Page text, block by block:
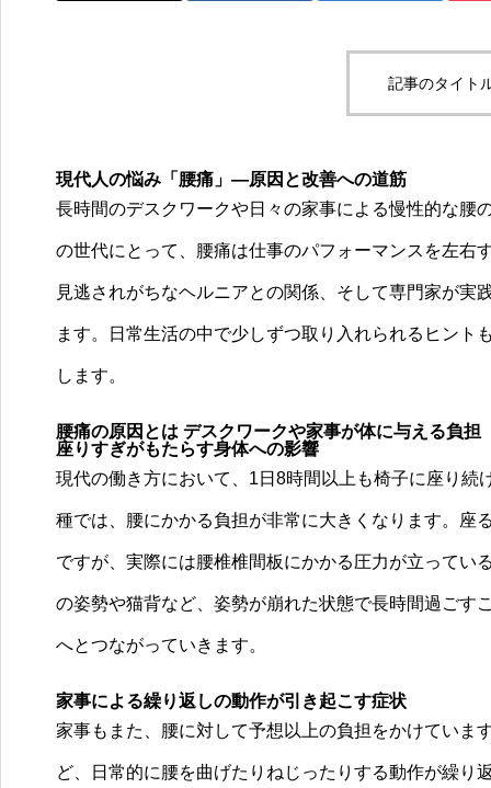
記事のタイト
現代人の悩み「腰痛」—原因と改善への道筋
長時間のデスクワークや日々の家事による慢性的な腰
の世代にとって、腰痛は仕事のパフォーマンスを左右
見逃されがちなヘルニアとの関係、そして専門家が
ます。日常生活の中で少しずつ取り入れられるヒン
します。
腰痛の原因とは デスクワークや家事が体に与える負担
座りすぎがもたらす身体への影響
現代の働き方において、1日8時間以上も椅子に座り
種では、腰にかかる負担が非常に大きくなります。座
ですが、実際には腰椎椎間板にかかる圧力が立ってい
の姿勢や猫背など、姿勢が崩れた状態で長時間過ごす
へとつながっていきます。
家事による繰り返しの動作が引き起こす症状
家事もまた、腰に対して予想以上の負担をかけていま
ど、日常的に腰を曲げたりねじったりする動作が繰